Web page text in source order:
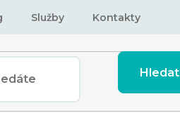
Služby Kontakty
Hledat